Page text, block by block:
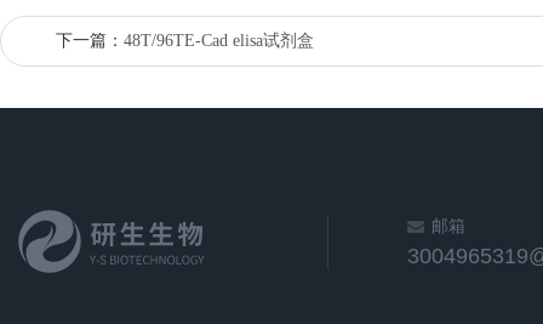
下一篇： 48T/96TE-Cad elisa试剂盒
邮箱